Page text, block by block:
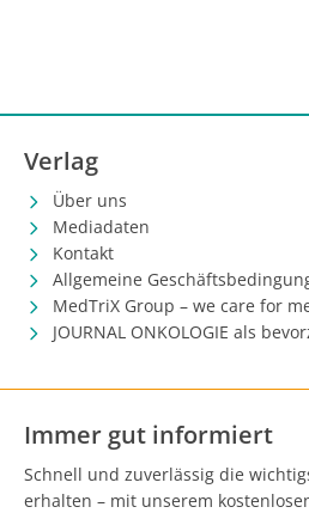
Verlag
Über uns
Mediadaten
Kontakt
Allgemeine
MedTriX Group – we care for
JOURNAL ONKOLOGIE als
Immer gut informiert
Schnell und zuverlässig die
erhalten – mit unserem